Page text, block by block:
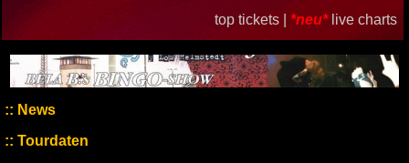
top tickets | *neu* live charts
News
Tourdaten